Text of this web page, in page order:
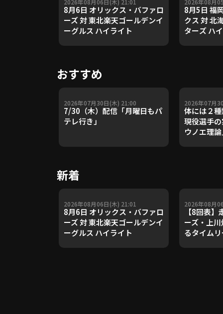
2026年08月06日(木) 21:01
8月6日 オリックス・バファロ
ーズ 対 東北楽天ゴールデンイ
ーグルス ハイライト
2026年08月
8月5日 福
クス 対 北
ターズ ハ
おすすめ
2026年07月30日(木) 21:00
7/30（木）配信「月曜日もパ
テレ行き」
2026年07月
体には２
現役選手
ウノエ理
新着
2026年08月06日(木) 21:01
8月6日 オリックス・バファロ
ーズ 対 東北楽天ゴールデンイ
ーグルス ハイライト
2026年08月
【8回表
ーズ・上
るタイム